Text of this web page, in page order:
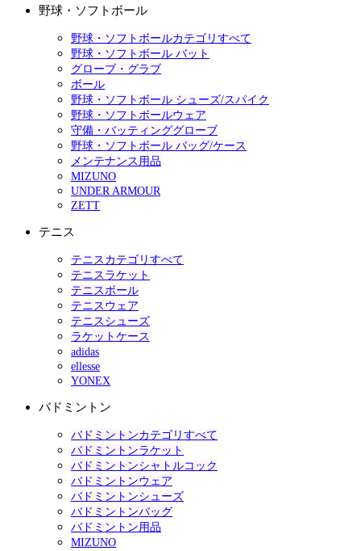
野球・ソフトボール
野球・ソフトボールカテゴリすべて
野球・ソフトボール バット
グローブ・グラブ
ボール
野球・ソフトボール シューズ/スパイク
野球・ソフトボールウェア
守備・バッティンググローブ
野球・ソフトボール バッグ/ケース
メンテナンス用品
MIZUNO
UNDER ARMOUR
ZETT
テニス
テニスカテゴリすべて
テニスラケット
テニスボール
テニスウェア
テニスシューズ
ラケットケース
adidas
ellesse
YONEX
バドミントン
バドミントンカテゴリすべて
バドミントンラケット
バドミントンシャトルコック
バドミントンウェア
バドミントンシューズ
バドミントンバッグ
バドミントン用品
MIZUNO